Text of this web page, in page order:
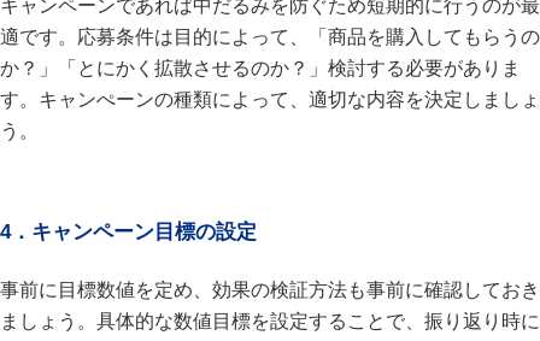
キャンペーンであれば中だるみを防ぐため短期的に行うのが最
適です。応募条件は目的によって、「商品を購入してもらうの
か？」「とにかく拡散させるのか？」検討する必要がありま
す。キャンぺーンの種類によって、適切な内容を決定しましょ
う。
4．キャンペーン目標の設定
事前に目標数値を定め、効果の検証方法も事前に確認しておき
ましょう。具体的な数値目標を設定することで、振り返り時に